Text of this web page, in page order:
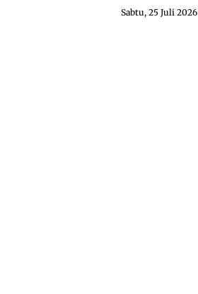
Sabtu, 25 Juli 2026